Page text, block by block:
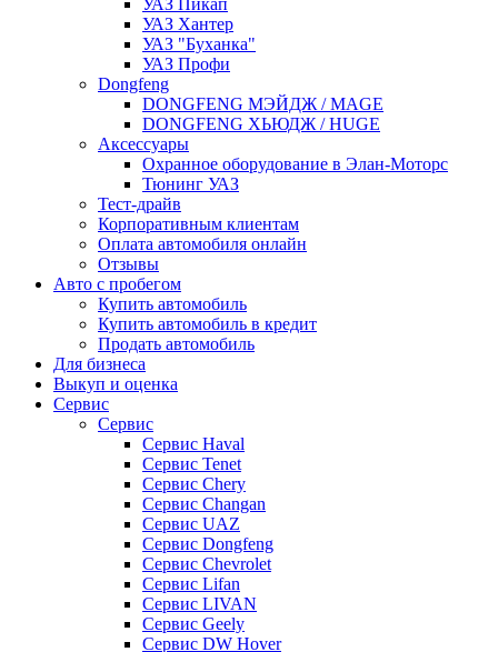
УАЗ Пикап
УАЗ Хантер
УАЗ "Буханка"
УАЗ Профи
Dongfeng
DONGFENG МЭЙДЖ / MAGE
DONGFENG ХЬЮДЖ / HUGE
Аксессуары
Охранное оборудование в Элан-Моторс
Тюнинг УАЗ
Тест-драйв
Корпоративным клиентам
Оплата автомобиля онлайн
Отзывы
Авто с пробегом
Купить автомобиль
Купить автомобиль в кредит
Продать автомобиль
Для бизнеса
Выкуп и оценка
Сервис
Сервис
Сервис Haval
Сервис Tenet
Сервис Chery
Сервис Changan
Сервис UAZ
Сервис Dongfeng
Сервис Chevrolet
Сервис Lifan
Сервис LIVAN
Сервис Geely
Сервис DW Hover